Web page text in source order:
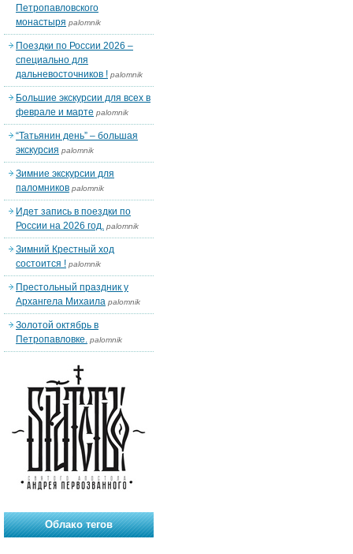
Петропавловского
монастыря palomnik
Поездки по России 2026 –
специально для
дальневосточников ! palomnik
Большие экскурсии для всех в
феврале и марте palomnik
“Татьянин день” – большая
экскурсия palomnik
Зимние экскурсии для
паломников palomnik
Идет запись в поездки по
России на 2026 год. palomnik
Зимний Крестный ход
состоится ! palomnik
Престольный праздник у
Архангела Михаила palomnik
Золотой октябрь в
Петропавловке. palomnik
Облако тегов